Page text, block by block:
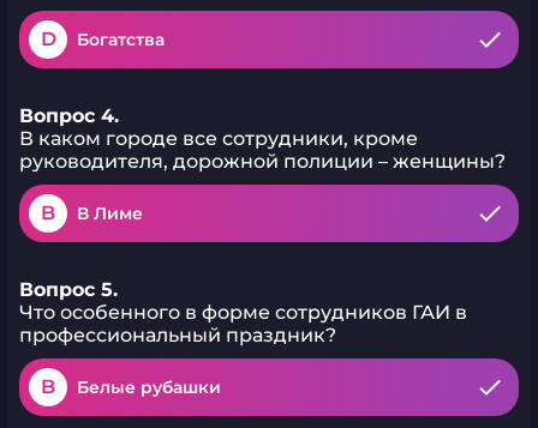
D Богатства
Вопрос 4.
В каком городе все сотрудники, кроме
руководителя, дорожной полиции – женщины?
B В Лиме
Вопрос 5.
Что особенного в форме сотрудников ГАИ в
профессиональный праздник?
B Белые рубашки